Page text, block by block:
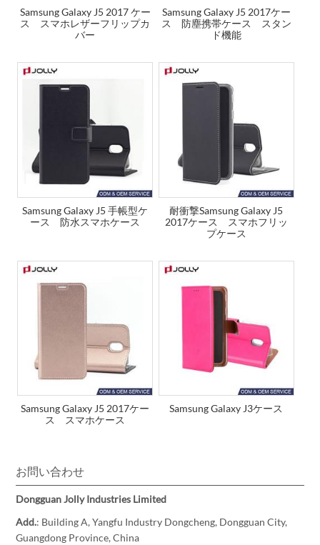
Samsung Galaxy J5 2017 ケー
ス スマホレザーフリップカ
バー
Samsung Galaxy J5 2017ケー
ス 防塵携帯ケース スタン
ド機能
Samsung Galaxy J5 手帳型ケ
ース 防水スマホケース
耐衝撃Samsung Galaxy J5
2017ケース スマホフリッ
プケース
Samsung Galaxy J5 2017ケー
ス スマホケース
Samsung Galaxy J3ケース
お問い合わせ
Dongguan Jolly Industries Limited
Add.: Building A, Yangfu Industry Dongcheng, Dongguan City,
Guangdong Province, China